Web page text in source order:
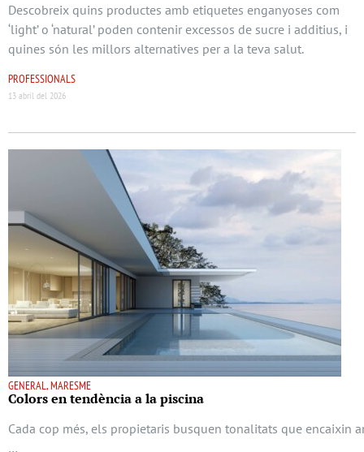
Descobreix quins productes amb etiquetes enganyoses com
‘light’ o ‘natural’ poden contenir excessos de sucre i additius, i
quines són les millors alternatives per a la teva salut.
PROFESSIONALS
13 abril del 2026
GENERAL, MARESME
Colors en tendència a la piscina
Cada cop més, els propietaris busquen tonalitats que encaixin
…